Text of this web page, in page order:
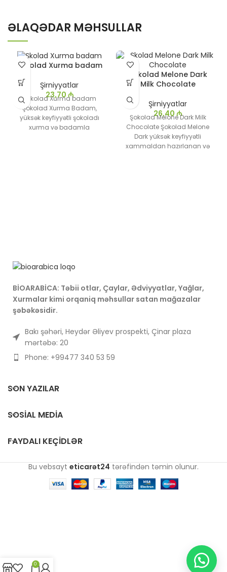
ƏLAQƏDAR MƏHSULLAR
Şokolad Xurma badam
Şirniyyatlar
23,70 ₼
Şokolad Xurma badam
Şokolad Xurma Badam,
yüksək keyfiyyətli şokoladı
xurma və badamla
Şokolad Melone Dark
Milk Chocolate
Şirniyyatlar
26,40₼
Şokolad Melone Dark Milk
Chocolate Şokolad Melone
Dark yüksək keyfiyyətli
xammaldan hazırlanan və
BİOARABİCA: Təbii otlar, Çaylar, Ədviyyatlar, Yağlar,
Xurmalar kimi orqaniq məhsullar satan mağazalar
şəbəkəsidir.
Bakı şəhəri, Heydər Əliyev prospekti, Çinar plaza
mərtəbə: 20
Phone: +99477 340 53 59
SON YAZILAR
SOSIAL MEDIA
FAYDALI KEÇIDLƏR
Bu vebsayt eticarət24 tərəfindən təmin olunur.
0